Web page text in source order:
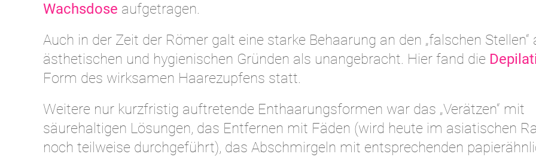
Wachsdose aufgetragen.
Auch in der Zeit der Römer galt eine starke Behaarung an den „falschen Stellen“
ästhetischen und hygienischen Gründen als unangebracht. Hier fand die
Form des wirksamen Haarezupfens statt.
Weitere nur kurzfristig auftretende Enthaarungsformen war das „Verätzen“ mit
säurehaltigen Lösungen, das Entfernen mit Fäden (wird heute im asiatischen
noch teilweise durchgeführt), das Abschmirgeln mit entsprechenden